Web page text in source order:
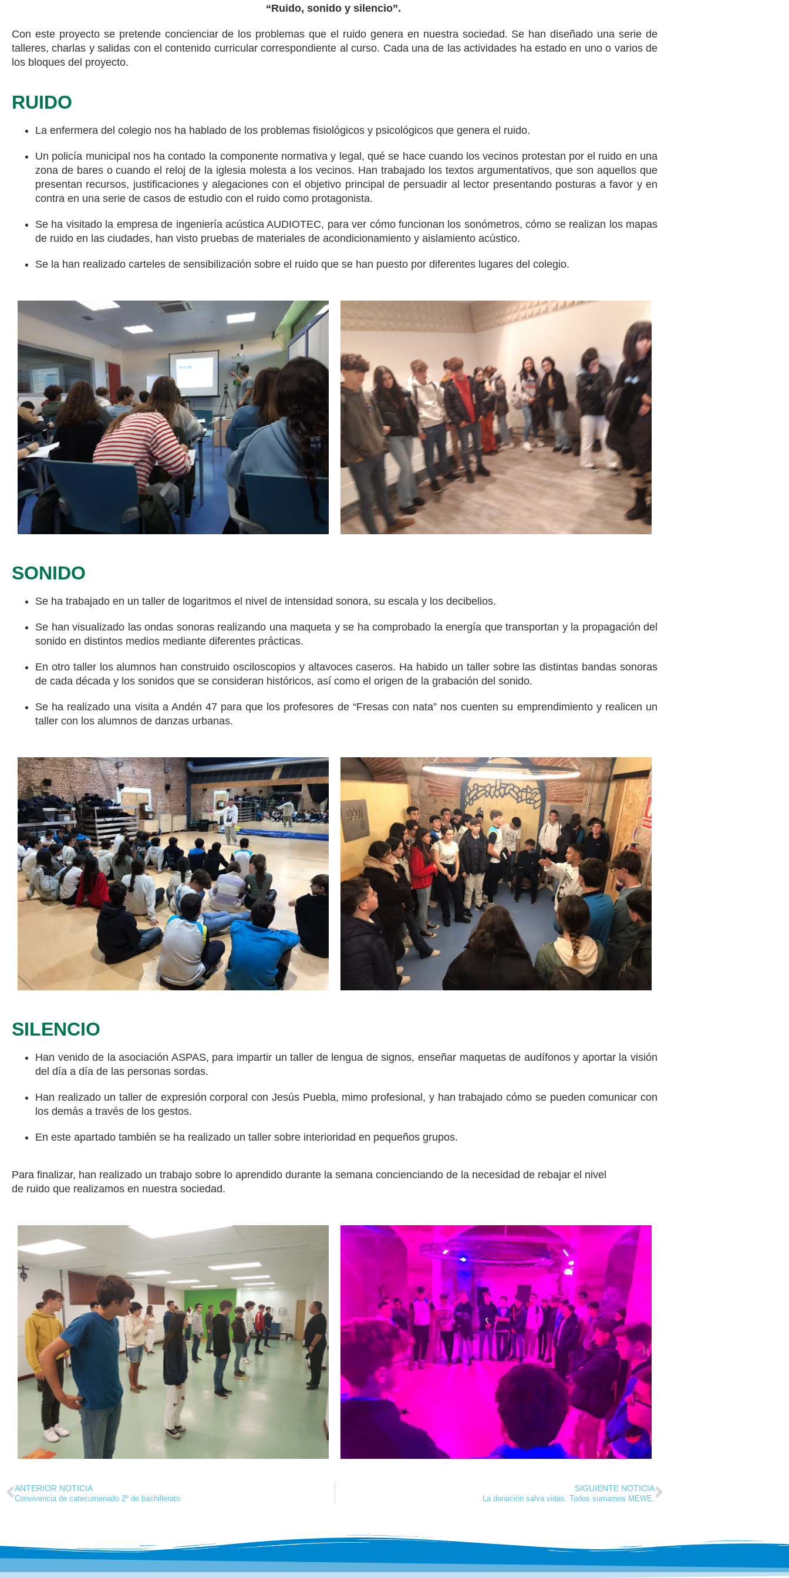
“Ruido, sonido y silencio”.
Con este proyecto se pretende concienciar de los problemas que el ruido genera en nuestra sociedad. Se han diseñado una serie de
talleres, charlas y salidas con el contenido curricular correspondiente al curso. Cada una de las actividades ha estado en uno o varios de
los bloques del proyecto.
RUIDO
La enfermera del colegio nos ha hablado de los problemas fisiológicos y psicológicos que genera el ruido.
Un policía municipal nos ha contado la componente normativa y legal, qué se hace cuando los vecinos protestan por el ruido en una
zona de bares o cuando el reloj de la iglesia molesta a los vecinos. Han trabajado los textos argumentativos, que son aquellos que
presentan recursos, justificaciones y alegaciones con el objetivo principal de persuadir al lector presentando posturas a favor y en
contra en una serie de casos de estudio con el ruido como protagonista.
Se ha visitado la empresa de ingeniería acústica AUDIOTEC, para ver cómo funcionan los sonómetros, cómo se realizan los mapas
de ruido en las ciudades, han visto pruebas de materiales de acondicionamiento y aislamiento acústico.
Se la han realizado carteles de sensibilización sobre el ruido que se han puesto por diferentes lugares del colegio.
SONIDO
Se ha trabajado en un taller de logaritmos el nivel de intensidad sonora, su escala y los decibelios.
Se han visualizado las ondas sonoras realizando una maqueta y se ha comprobado la energía que transportan y la propagación del
sonido en distintos medios mediante diferentes prácticas.
En otro taller los alumnos han construido osciloscopios y altavoces caseros. Ha habido un taller sobre las distintas bandas sonoras
de cada década y los sonidos que se consideran históricos, así como el origen de la grabación del sonido.
Se ha realizado una visita a Andén 47 para que los profesores de “Fresas con nata” nos cuenten su emprendimiento y realicen un
taller con los alumnos de danzas urbanas.
SILENCIO
Han venido de la asociación ASPAS, para impartir un taller de lengua de signos, enseñar maquetas de audífonos y aportar la visión
del día a día de las personas sordas.
Han realizado un taller de expresión corporal con Jesús Puebla, mimo profesional, y han trabajado cómo se pueden comunicar con
los demás a través de los gestos.
En este apartado también se ha realizado un taller sobre interioridad en pequeños grupos.
Para finalizar, han realizado un trabajo sobre lo aprendido durante la semana concienciando de la necesidad de rebajar el nivel
de ruido que realizamos en nuestra sociedad.
ANTERIOR NOTICIA
Convivencia de catecumenado 2º de bachillerato
SIGUIENTE NOTICIA
La donación salva vidas. Todos sumamos MEWE.